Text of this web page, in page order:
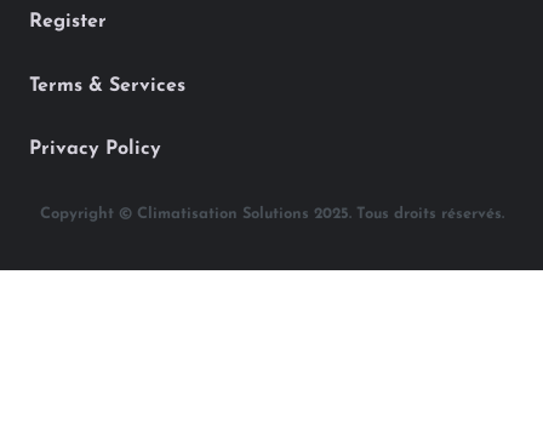
Register
Terms & Services
Privacy Policy
Copyright © Climatisation Solutions 2025. Tous droits réservés.